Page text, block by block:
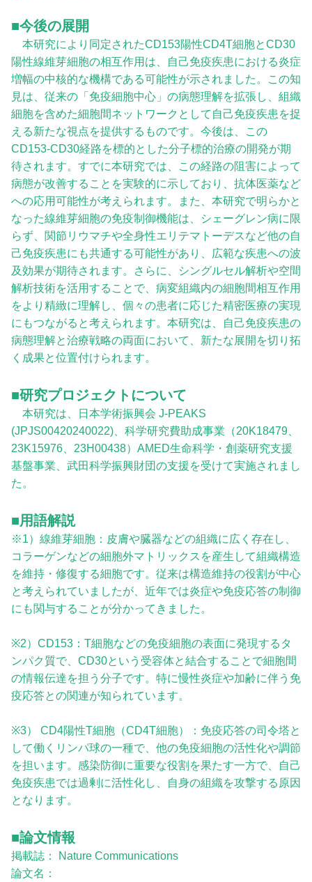
■今後の展開
本研究により同定されたCD153陽性CD4T細胞とCD30
陽性線維芽細胞の相互作用は、自己免疫疾患における炎症
増幅の中核的な機構である可能性が示されました。この知
見は、従来の「免疫細胞中心」の病態理解を拡張し、組織
細胞を含めた細胞間ネットワークとして自己免疫疾患を捉
える新たな視点を提供するものです。今後は、この
CD153-CD30経路を標的とした分子標的治療の開発が期
待されます。すでに本研究では、この経路の阻害によって
病態が改善することを実験的に示しており、抗体医薬など
への応用可能性が考えられます。また、本研究で明らかと
なった線維芽細胞の免疫制御機能は、シェーグレン病に限
らず、関節リウマチや全身性エリテマトーデスなど他の自
己免疫疾患にも共通する可能性があり、広範な疾患への波
及効果が期待されます。さらに、シングルセル解析や空間
解析技術を活用することで、病変組織内の細胞間相互作用
をより精緻に理解し、個々の患者に応じた精密医療の実現
にもつながると考えられます。本研究は、自己免疫疾患の
病態理解と治療戦略の両面において、新たな展開を切り拓
く成果と位置付けられます。
■研究プロジェクトについて
本研究は、日本学術振興会 J-PEAKS
(JPJS00420240022)、科学研究費助成事業（20K18479、
23K15976、23H00438）AMED生命科学・創薬研究支援
基盤事業、武田科学振興財団の支援を受けて実施されまし
た。
■用語解説
※1）線維芽細胞：皮膚や臓器などの組織に広く存在し、
コラーゲンなどの細胞外マトリックスを産生して組織構造
を維持・修復する細胞です。従来は構造維持の役割が中心
と考えられていましたが、近年では炎症や免疫応答の制御
にも関与することが分かってきました。
※2）CD153：T細胞などの免疫細胞の表面に発現するタ
ンパク質で、CD30という受容体と結合することで細胞間
の情報伝達を担う分子です。特に慢性炎症や加齢に伴う免
疫応答との関連が知られています。
※3） CD4陽性T細胞（CD4T細胞）：免疫応答の司令塔と
して働くリンパ球の一種で、他の免疫細胞の活性化や調節
を担います。感染防御に重要な役割を果たす一方で、自己
免疫疾患では過剰に活性化し、自身の組織を攻撃する原因
となります。
■論文情報
掲載誌： Nature Communications
論文名：